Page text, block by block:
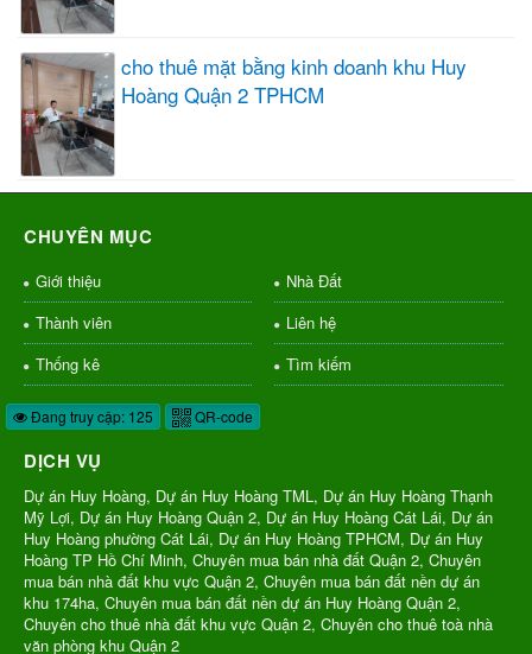
cho thuê mặt bằng kinh doanh khu Huy
Hoàng Quận 2 TPHCM
CHUYÊN MỤC
Giới thiệu
Nhà Đất
Thành viên
Liên hệ
Thống kê
Tìm kiếm
Đang truy cập: 125 QR-code
DỊCH VỤ
Dự án Huy Hoàng, Dự án Huy Hoàng TML, Dự án Huy Hoàng Thạnh
Mỹ Lợi, Dự án Huy Hoàng Quận 2, Dự án Huy Hoàng Cát Lái, Dự án
Huy Hoàng phường Cát Lái, Dự án Huy Hoàng TPHCM, Dự án Huy
Hoàng TP Hồ Chí Minh, Chuyên mua bán nhà đất Quận 2, Chuyên
mua bán nhà đất khu vực Quận 2, Chuyên mua bán đất nền dự án
khu 174ha, Chuyên mua bán đất nền dự án Huy Hoàng Quận 2,
Chuyên cho thuê nhà đất khu vực Quận 2, Chuyên cho thuê toà nhà
văn phòng khu Quận 2